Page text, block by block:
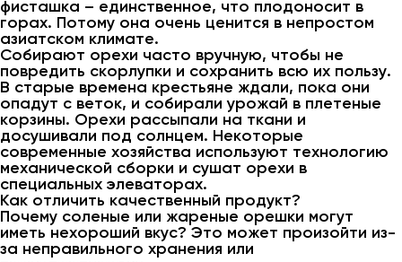
фисташка – единственное, что плодоносит в
горах. Потому она очень ценится в непростом
азиатском климате.
Собирают орехи часто вручную, чтобы не
повредить скорлупки и сохранить всю их пользу.
В старые времена крестьяне ждали, пока они
опадут с веток, и собирали урожай в плетеные
корзины. Орехи рассыпали на ткани и
досушивали под солнцем. Некоторые
современные хозяйства используют технологию
механической сборки и сушат орехи в
специальных элеваторах.
Как отличить качественный продукт?
Почему соленые или жареные орешки могут
иметь нехороший вкус? Это может произойти из-
за неправильного хранения или